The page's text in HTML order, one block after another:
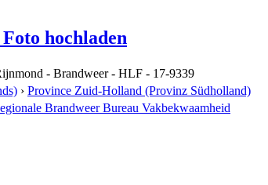
hochladen
- Brandweer - HLF - 17-9339
› Province Zuid-Holland (Provinz Südholland)
Brandweer Bureau Vakbekwaamheid